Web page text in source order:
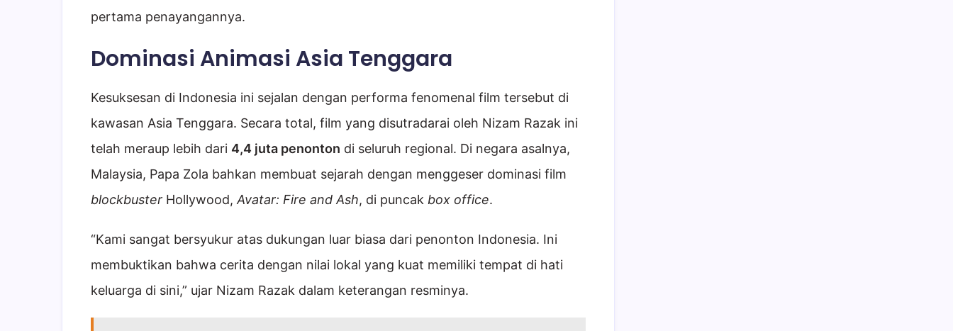
pertama penayangannya.
Dominasi Animasi Asia Tenggara
Kesuksesan di Indonesia ini sejalan dengan performa fenomenal film tersebut di
kawasan Asia Tenggara. Secara total, film yang disutradarai oleh Nizam Razak ini
telah meraup lebih dari 4,4 juta penonton di seluruh regional. Di negara asalnya,
Malaysia, Papa Zola bahkan membuat sejarah dengan menggeser dominasi film
blockbuster Hollywood, Avatar: Fire and Ash, di puncak box office.
“Kami sangat bersyukur atas dukungan luar biasa dari penonton Indonesia. Ini
membuktikan bahwa cerita dengan nilai lokal yang kuat memiliki tempat di hati
keluarga di sini,” ujar Nizam Razak dalam keterangan resminya.